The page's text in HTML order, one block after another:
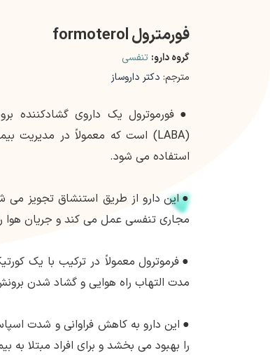
فورمترول formoterol
گروه دارو: تنفسی
مترجم: دکتر داروساز
●
استفاده می شود.
●این دارو از طریق استنشاق تجویز
مجاری تنفسی عمل می کند و جریان هوا
●فرموترول معمولاً در ترکیب با یک
مدت التهاب راه هوایی و گشاد شدن
● این دارو به کاهش فراوانی و شدت
را بهبود می بخشد و برای افراد مبتلا